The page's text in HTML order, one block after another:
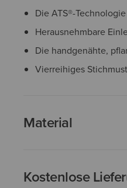
Die ATS®-
Herausnehmbare
Die handgenähte,
Vierreihiges
Material
Kostenlose